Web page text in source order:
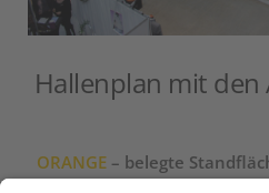
Hallenplan mit den
ORANGE – belegte